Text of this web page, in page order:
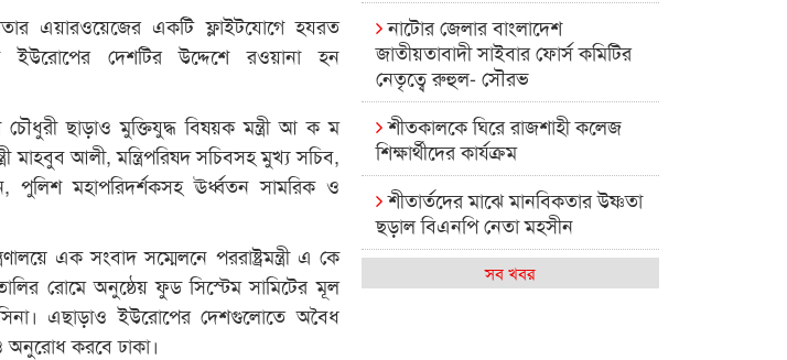
এয়ারওয়েজের একটি ফ্লাইটযোগে হযরত
ইউরোপের দেশটির উদ্দেশে রওয়ানা হন
ছাড়াও মুক্তিযুদ্ধ বিষয়ক মন্ত্রী আ ক ম
মাহবুব আলী, মন্ত্রিপরিষদ সচিবসহ মুখ্য সচিব,
পুলিশ মহাপরিদর্শকসহ ঊর্ধ্বতন সামরিক ও
এক সংবাদ সম্মেলনে পররাষ্ট্রমন্ত্রী এ কে
রোমে অনুষ্ঠেয় ফুড সিস্টেম সামিটের মূল
এছাড়াও ইউরোপের দেশগুলোতে অবৈধ
অনুরোধ করবে ঢাকা।
নাটোর জেলার বাংলাদেশ
জাতীয়তাবাদী সাইবার ফোর্স কমিটির
নেতৃত্বে রুহুল- সৌরভ
শীতকালকে ঘিরে রাজশাহী কলেজ
শিক্ষার্থীদের কার্যক্রম
শীতার্তদের মাঝে মানবিকতার উষ্ণতা
ছড়াল বিএনপি নেতা মহসীন
রাজশাহী কলেজের মিষ্টি বিকেল
সব খবর